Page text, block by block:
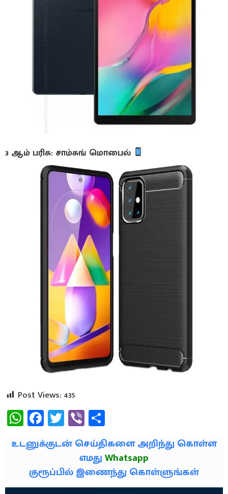
3 ஆம் பரிசு: சாம்சுங் மொபைல்
Post Views: 435
WhatsApp
Facebook
Twitter
Viber
உடனுக்குடன் செய்திகளை அறிந்து கொள்ள
எமதுWhatsapp
குரூப்பில் இணைந்து கொள்ளுங்கள்